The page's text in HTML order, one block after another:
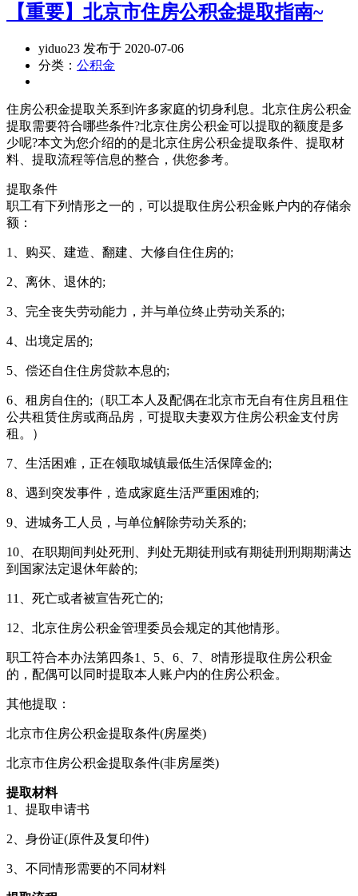
【重要】北京市住房公积金提取指南~
yiduo23 发布于 2020-07-06
分类： 公积金
住房公积金提取关系到许多家庭的切身利息。北京住房公积金
提取需要符合哪些条件?北京住房公积金可以提取的额度是多
少呢?本文为您介绍的的是北京住房公积金提取条件、提取材
料、提取流程等信息的整合，供您参考。
提取条件
职工有下列情形之一的，可以提取住房公积金账户内的存储余
额：
1、购买、建造、翻建、大修自住住房的;
2、离休、退休的;
3、完全丧失劳动能力，并与单位终止劳动关系的;
4、出境定居的;
5、偿还自住住房贷款本息的;
6、租房自住的;（职工本人及配偶在北京市无自有住房且租住
公共租赁住房或商品房，可提取夫妻双方住房公积金支付房
租。）
7、生活困难，正在领取城镇最低生活保障金的;
8、遇到突发事件，造成家庭生活严重困难的;
9、进城务工人员，与单位解除劳动关系的;
10、在职期间判处死刑、判处无期徒刑或有期徒刑刑期期满达
到国家法定退休年龄的;
11、死亡或者被宣告死亡的;
12、北京住房公积金管理委员会规定的其他情形。
职工符合本办法第四条1、5、6、7、8情形提取住房公积金
的，配偶可以同时提取本人账户内的住房公积金。
其他提取：
北京市住房公积金提取条件(房屋类)
北京市住房公积金提取条件(非房屋类)
提取材料
1、提取申请书
2、身份证(原件及复印件)
3、不同情形需要的不同材料